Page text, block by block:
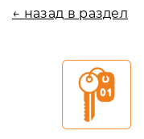
← назад в раздел